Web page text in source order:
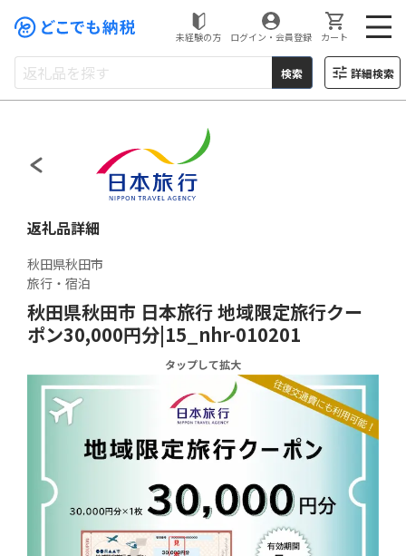
未経験の方 ログイン・会員登録 カート
検索 詳細検索
返礼品詳細
秋田県秋田市
旅行・宿泊
秋田県秋田市 日本旅行 地域限定旅行クー
ポン30,000円分|15_nhr-010201
タップして拡大